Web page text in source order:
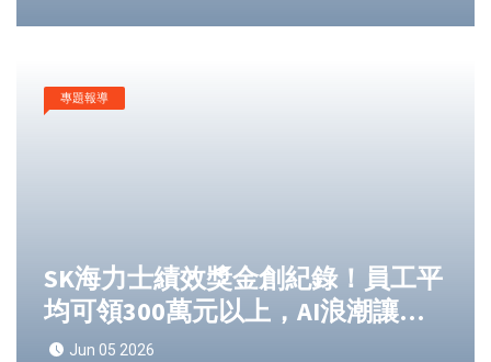
專題報導
SK海力士績效獎金創紀錄！員工平
均可領300萬元以上，AI浪潮讓工
程師身價飆升牽動全球半導體薪酬
Jun 05 2026